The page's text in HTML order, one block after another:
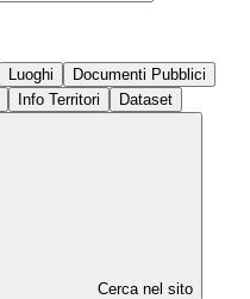
Luoghi
Documenti Pubblici
Info Territori Dataset
Cerca nel sito